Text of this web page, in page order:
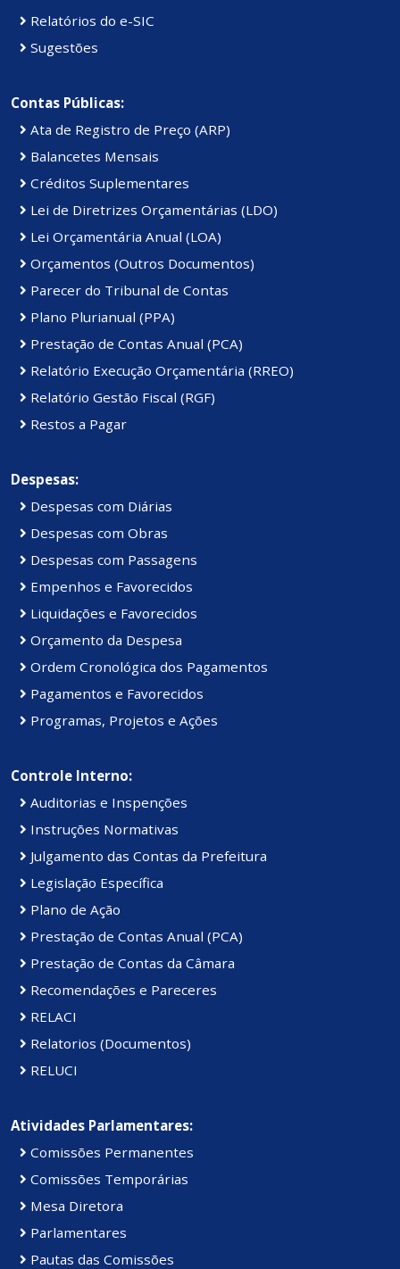
Relatórios do e-SIC
Sugestões
Contas Públicas:
Ata de Registro de Preço (ARP)
Balancetes Mensais
Créditos Suplementares
Lei de Diretrizes Orçamentárias (LDO)
Lei Orçamentária Anual (LOA)
Orçamentos (Outros Documentos)
Parecer do Tribunal de Contas
Plano Plurianual (PPA)
Prestação de Contas Anual (PCA)
Relatório Execução Orçamentária (RREO)
Relatório Gestão Fiscal (RGF)
Restos a Pagar
Despesas:
Despesas com Diárias
Despesas com Obras
Despesas com Passagens
Empenhos e Favorecidos
Liquidações e Favorecidos
Orçamento da Despesa
Ordem Cronológica dos Pagamentos
Pagamentos e Favorecidos
Programas, Projetos e Ações
Controle Interno:
Auditorias e Inspenções
Instruções Normativas
Julgamento das Contas da Prefeitura
Legislação Específica
Plano de Ação
Prestação de Contas Anual (PCA)
Prestação de Contas da Câmara
Recomendações e Pareceres
RELACI
Relatorios (Documentos)
RELUCI
Atividades Parlamentares:
Comissões Permanentes
Comissões Temporárias
Mesa Diretora
Parlamentares
Pautas das Comissões